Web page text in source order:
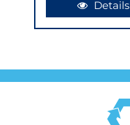
Details